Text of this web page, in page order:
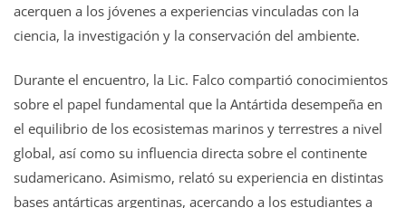
acerquen a los jóvenes a experiencias vinculadas con la
ciencia, la investigación y la conservación del ambiente.
Durante el encuentro, la Lic. Falco compartió conocimientos
sobre el papel fundamental que la Antártida desempeña en
el equilibrio de los ecosistemas marinos y terrestres a nivel
global, así como su influencia directa sobre el continente
sudamericano. Asimismo, relató su experiencia en distintas
bases antárticas argentinas, acercando a los estudiantes a